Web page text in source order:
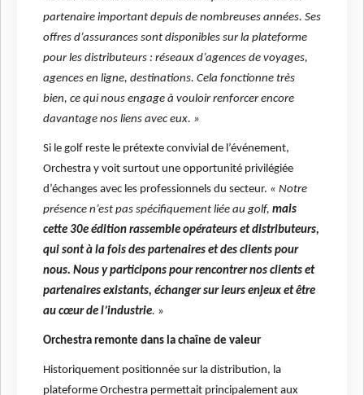
partenaire important depuis de nombreuses années. Ses
offres d’assurances sont disponibles sur la plateforme
pour les distributeurs : réseaux d’agences de voyages,
agences en ligne, destinations. Cela fonctionne très
bien, ce qui nous engage à vouloir renforcer encore
davantage nos liens avec eux. »
Si le golf reste le prétexte convivial de l’événement,
Orchestra y voit surtout une opportunité privilégiée
d’échanges avec les professionnels du secteur. « Notre
présence n’est pas spécifiquement liée au golf, mais
cette 30e édition rassemble opérateurs et distributeurs,
qui sont à la fois des partenaires et des clients pour
nous. Nous y participons pour rencontrer nos clients et
partenaires existants, échanger sur leurs enjeux et être
au cœur de l’industrie. »
Orchestra remonte dans la chaîne de valeur
Historiquement positionnée sur la distribution, la
plateforme Orchestra permettait principalement aux